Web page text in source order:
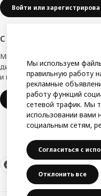
Войти или
С заботой о вашем
Мы в IKEA, предлагаем
дизайн, вариации стилей,
и надёжное качество.
IKEA для бизнеса
Мы используем
правильную работу
рекламные
работу функций
сетевой трафик. Мы
использовании вами
социальным сетям,
Согласиться с
Отклонить все